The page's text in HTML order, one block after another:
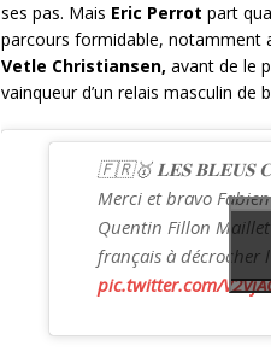
ses pas. Mais Eric Perrot part
parcours formidable, notamment
Vetle Christiansen, avant de le
vainqueur d’un relais masculin de
🇫🇷🥇 𝐋𝐄𝐒 𝐁𝐋𝐄𝐔𝐒
Merci et bravo
Quentin Fillon
français à décrocher
pic.twitter.com/